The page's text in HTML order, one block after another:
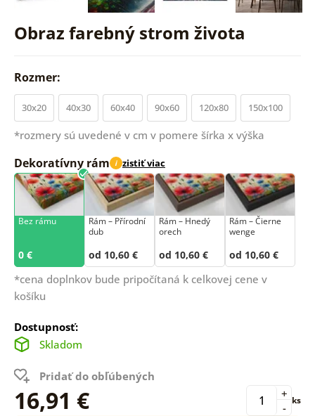
Obraz farebný strom života
Rozmer:
30x20 40x30 60x40 90x60 120x80 150x100
*rozmery sú uvedené v cm v pomere šírka x výška
Dekoratívny rám i zistiť viac
Bez rámu
0 €
Rám –⁠⁠⁠⁠⁠⁠ Přírodní
dub
od 10,60 €
Rám – Hnedý
orech
od 10,60 €
Rám – Čierne
wenge
od 10,60 €
*cena doplnkov bude pripočítaná k celkovej cene v
košíku
Dostupnosť:
Skladom
Pridať do obľúbených
16,91 € -
+ ks